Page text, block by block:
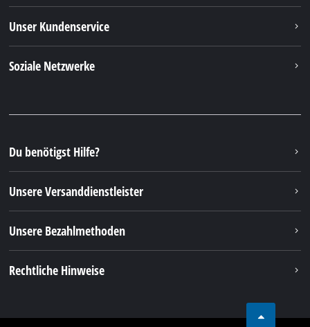
Unser Kundenservice
Soziale Netzwerke
Du benötigst Hilfe?
Unsere Versanddienstleister
Unsere Bezahlmethoden
Rechtliche Hinweise